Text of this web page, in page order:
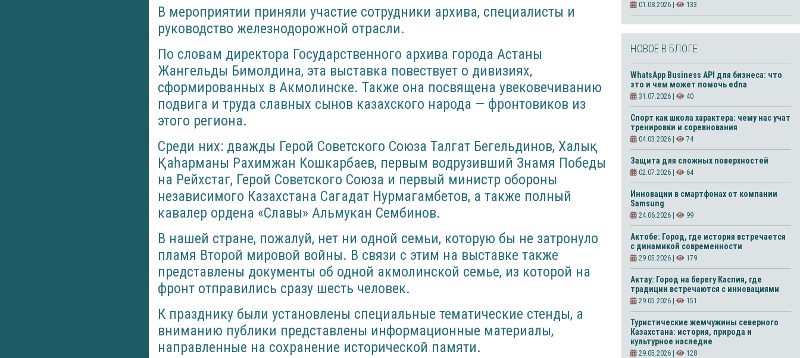
В мероприятии приняли участие сотрудники архива, специалисты и
руководство железнодорожной отрасли.
По словам директора Государственного архива города Астаны
Жангельды Бимолдина, эта выставка повествует о дивизиях,
сформированных в Акмолинске. Также она посвящена увековечиванию
подвига и труда славных сынов казахского народа — фронтовиков из
этого региона.
Среди них: дважды Герой Советского Союза Талгат Бегельдинов, Халық
Қаһарманы Рахимжан Кошкарбаев, первым водрузивший Знамя Победы
на Рейхстаг, Герой Советского Союза и первый министр обороны
независимого Казахстана Сагадат Нурмагамбетов, а также полный
кавалер ордена «Славы» Альмукан Сембинов.
В нашей стране, пожалуй, нет ни одной семьи, которую бы не затронуло
пламя Второй мировой войны. В связи с этим на выставке также
представлены документы об одной акмолинской семье, из которой на
фронт отправились сразу шесть человек.
К празднику были установлены специальные тематические стенды, а
вниманию публики представлены информационные материалы,
направленные на сохранение исторической памяти.
01.08.2026 | 133
НОВОЕ В БЛОГЕ
WhatsApp Business API для бизнеса: что
это и чем может помочь edna
31.07.2026 | 40
Спорт как школа характера: чему нас учат
тренировки и соревнования
04.03.2026 | 74
Защита для сложных поверхностей
02.07.2026 | 64
Инновации в смартфонах от компании
Samsung
24.06.2026 | 99
Актобе: Город, где история встречается
с динамикой современности
29.05.2026 | 179
Актау: Город на берегу Каспия, где
традиции встречаются с инновациями
29.05.2026 | 151
Туристические жемчужины северного
Казахстана: история, природа и
культурное наследие
29.05.2026 | 128